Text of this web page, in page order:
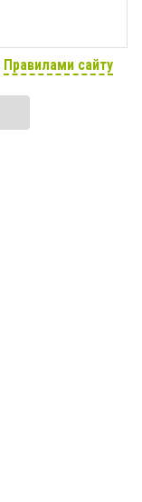
Правилами сайту